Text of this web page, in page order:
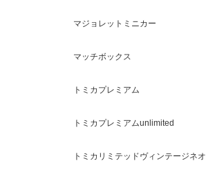
マジョレットミニカー
マッチボックス
トミカプレミアム
トミカプレミアムunlimited
トミカリミテッドヴィンテージネオ